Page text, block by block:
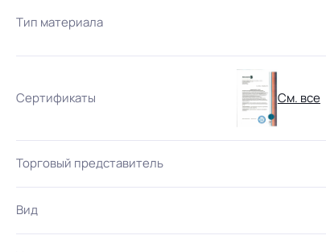
Тип материала
Сертификаты См. все
Торговый представитель
Вид